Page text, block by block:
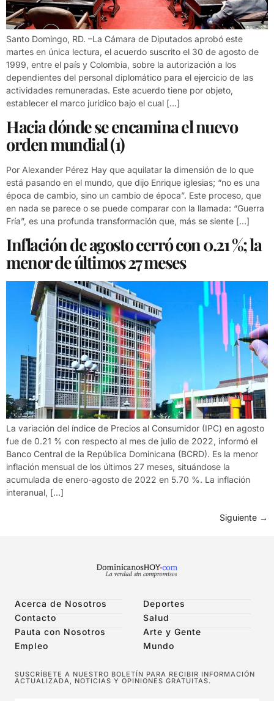
Santo Domingo, RD. –La Cámara de Diputados aprobó este
martes en única lectura, el acuerdo suscrito el 30 de agosto de
1999, entre el país y Colombia, sobre la autorización a los
dependientes del personal diplomático para el ejercicio de las
actividades remuneradas. Este acuerdo tiene por objeto,
establecer el marco jurídico bajo el cual […]
Hacia dónde se encamina el nuevo
orden mundial (1)
Por Alexander Pérez Hay que aquilatar la dimensión de lo que
está pasando en el mundo, que dijo Enrique iglesias; “no es una
época de cambio, sino un cambio de época”. Este proceso, que
en nada se parece o se puede comparar con la llamada: “Guerra
Fría”, es una profunda transformación que, más se siente […]
Inflación de agosto cerró con 0.21 %; la
menor de últimos 27 meses
La variación del índice de Precios al Consumidor (IPC) en agosto
fue de 0.21 % con respecto al mes de julio de 2022, informó el
Banco Central de la República Dominicana (BCRD). Es la menor
inflación mensual de los últimos 27 meses, situándose la
acumulada de enero-agosto de 2022 en 5.70 %. La inflación
interanual, […]
Siguiente →
Acerca de Nosotros
Contacto
Pauta con Nosotros
Empleo
Deportes
Salud
Arte y Gente
Mundo
SUSCRÍBETE A NUESTRO BOLETÍN PARA RECIBIR INFORMACIÓN
ACTUALIZADA, NOTICIAS Y OPINIONES GRATUITAS.